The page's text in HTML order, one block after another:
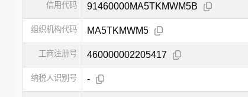
信用代码 91460000MA5TKMWM5B
组织机构代码 MA5TKMWM5
工商注册号 460000002205417
纳税人识别号 -